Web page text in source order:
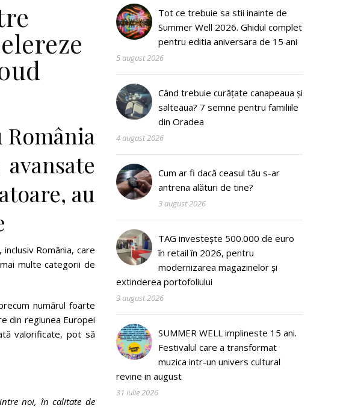
au
România, care
multe categorii de
numărul foarte
din regiunea Europei
valorificate, pot să
noi, în calitate de
Tot ce trebuie sa stii inainte de
Summer Well 2026. Ghidul complet
pentru editia aniversara de 15 ani
5 august 2026
Când trebuie curățate canapeaua și
salteaua? 7 semne pentru familiile
din Oradea
4 august 2026
Cum ar fi dacă ceasul tău s-ar
antrena alături de tine?
3 august 2026
TAG investește 500.000 de euro
în retail în 2026, pentru
modernizarea magazinelor și
extinderea portofoliului
3 august 2026
SUMMER WELL implineste 15 ani.
Festivalul care a transformat
muzica intr-un univers cultural
revine in august
31 iulie 2026